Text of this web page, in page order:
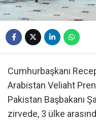
Cumhurbaşkanı
Arabistan Veliaht
Pakistan Başbakanı
zirvede, 3 ülke